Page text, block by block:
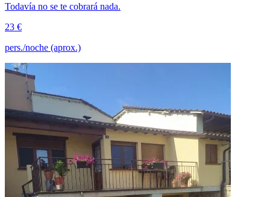
Todavía no se te cobrará nada.
23 €
pers./noche (aprox.)